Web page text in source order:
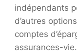
indépendants
d’autres
comptes
assurances-